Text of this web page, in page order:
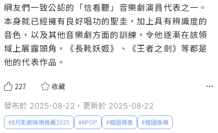
網友們一致公認的「信看聽」音樂劇演員代表之一。
本身就已經擁有良好唱功的聖圭，加上具有辨識度的
音色，以及其他音樂劇方面的訓練，令他逐漸在該領
域上展露頭角，《長靴妖姬》、《王者之劍》等都是
他的代表作品。
227 收藏
發布於 2025-08-22，更新於 2025-08-22
#8月影劇娛樂推薦2025 #KPOP #韓國偶像 #韓國娛樂